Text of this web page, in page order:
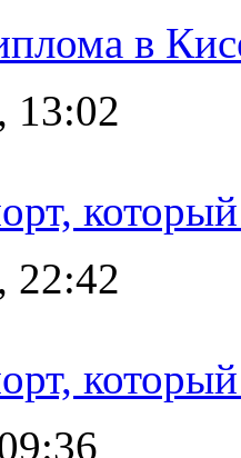
в
13:02
22:42